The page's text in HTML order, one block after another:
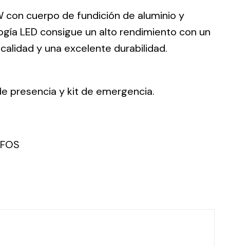
con cuerpo de fundición de aluminio y
LED consigue un alto rendimiento con un
y una excelente durabilidad.
presencia y kit de emergencia.